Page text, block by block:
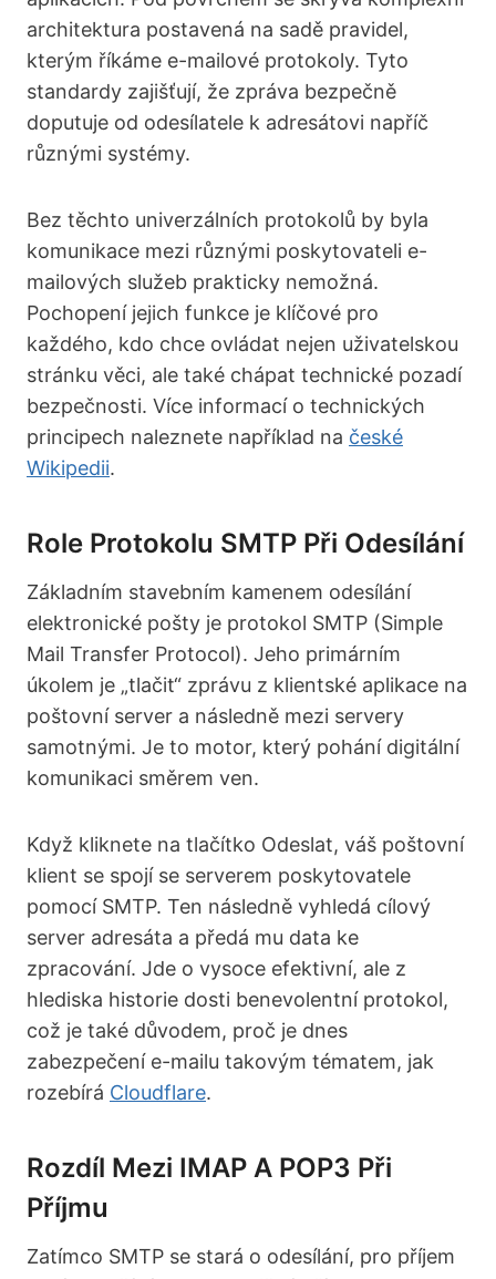
architektura postavená na sadě pravidel,
kterým říkáme e-mailové protokoly. Tyto
standardy zajišťují, že zpráva bezpečně
doputuje od odesílatele k adresátovi napříč
různými systémy.
Bez těchto univerzálních protokolů by byla
komunikace mezi různými poskytovateli e-
mailových služeb prakticky nemožná.
Pochopení jejich funkce je klíčové pro
každého, kdo chce ovládat nejen uživatelskou
stránku věci, ale také chápat technické pozadí
bezpečnosti. Více informací o technických
principech naleznete například na české
Wikipedii.
Role Protokolu SMTP Při Odesílání
Základním stavebním kamenem odesílání
elektronické pošty je protokol SMTP (Simple
Mail Transfer Protocol). Jeho primárním
úkolem je „tlačit“ zprávu z klientské aplikace na
poštovní server a následně mezi servery
samotnými. Je to motor, který pohání digitální
komunikaci směrem ven.
Když kliknete na tlačítko Odeslat, váš poštovní
klient se spojí se serverem poskytovatele
pomocí SMTP. Ten následně vyhledá cílový
server adresáta a předá mu data ke
zpracování. Jde o vysoce efektivní, ale z
hlediska historie dosti benevolentní protokol,
což je také důvodem, proč je dnes
zabezpečení e-mailu takovým tématem, jak
rozebírá Cloudflare.
Rozdíl Mezi IMAP A POP3 Při
Příjmu
Zatímco SMTP se stará o odesílání, pro příjem